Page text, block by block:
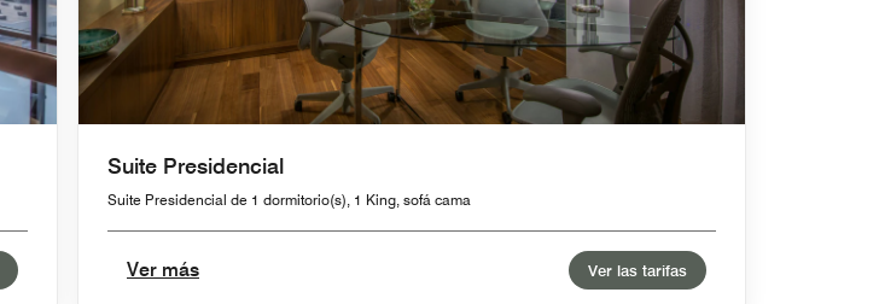
Suite Presidencial
Suite Presidencial de 1 dormitorio(s), 1 King, sofá cama
Ver más Ver las tarifas